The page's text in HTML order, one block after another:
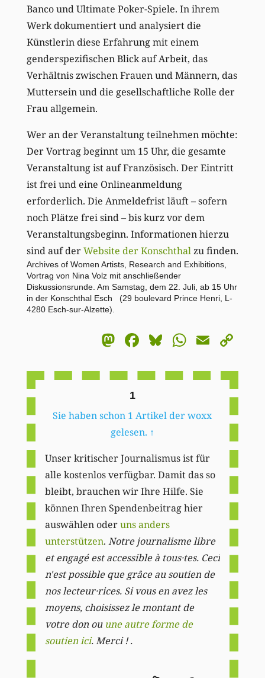
Banco und Ultimate Poker-Spiele. In ihrem
Werk dokumentiert und analysiert die
Künstlerin diese Erfahrung mit einem
genderspezifischen Blick auf Arbeit, das
Verhältnis zwischen Frauen und Männern, das
Muttersein und die gesellschaftliche Rolle der
Frau allgemein.
Wer an der Veranstaltung teilnehmen möchte:
Der Vortrag beginnt um 15 Uhr, die gesamte
Veranstaltung ist auf Französisch. Der Eintritt
ist frei und eine Onlineanmeldung
erforderlich. Die Anmeldefrist läuft – sofern
noch Plätze frei sind – bis kurz vor dem
Veranstaltungsbeginn. Informationen hierzu
sind auf derWebsite der Konschthalzu finden.
Archives of Women Artists, Research and Exhibitions,
Vortrag von Nina Volz mit anschließender
Diskussionsrunde. Am Samstag, dem 22. Juli, ab 15 Uhr
in der Konschthal Esch (29 boulevard Prince Henri, L-
4280 Esch-sur-Alzette).
Mastodon
Facebook
BlueskyEmail
1
Sie haben schon 1 Artikel der woxx
gelesen. ↑
Unser kritischer Journalismus ist für
alle kostenlos verfügbar. Damit das so
bleibt, brauchen wir Ihre Hilfe. Sie
können Ihren Spendenbeitrag hier
auswählen oderuns anders
unterstützen. Notre journalisme libre
et engagé est accessible à tous·tes. Ceci
n'est possible que grâce au soutien de
nos lecteur·rices. Si vous en avez les
moyens, choisissez le montant de
votre don ou une autre forme de
soutien ici. Merci ! .